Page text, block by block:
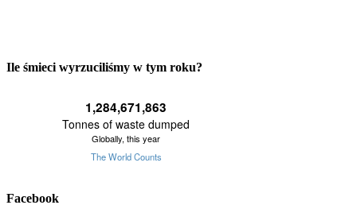
Ile śmieci wyrzuciliśmy w tym roku?
Facebook